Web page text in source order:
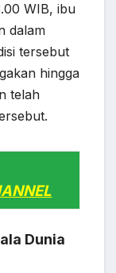
WIB, ibu
dalam
tersebut
hingga
telah
Dunia